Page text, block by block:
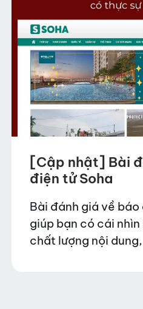
[Cập nhật] Bài
điện tử Soha
Bài đánh giá về
giúp bạn có cái
chất lượng nội